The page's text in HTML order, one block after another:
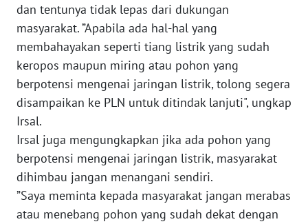
dan tentunya tidak lepas dari dukungan
masyarakat. ”Apabila ada hal-hal yang
membahayakan seperti tiang listrik yang sudah
keropos maupun miring atau pohon yang
berpotensi mengenai jaringan listrik, tolong segera
disampaikan ke PLN untuk ditindak lanjuti", ungkap
Irsal.
Irsal juga mengungkapkan jika ada pohon yang
berpotensi mengenai jaringan listrik, masyarakat
dihimbau jangan menangani sendiri.
”Saya meminta kepada masyarakat jangan merabas
atau menebang pohon yang sudah dekat dengan
SUMSEL
WN
LAMPUNG
WN
JATENG
WN
NUSANTARA